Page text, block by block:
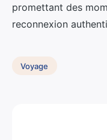
promettant des
reconnexion
Voyage